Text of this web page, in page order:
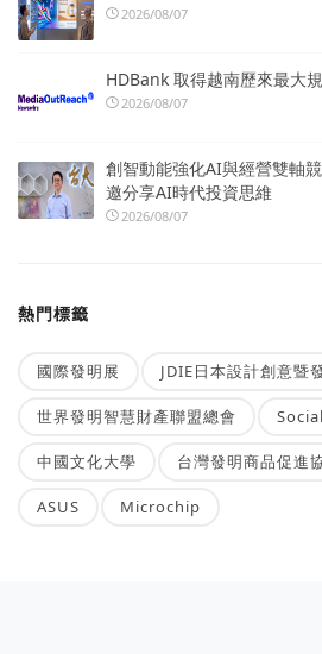
2026/08/07
HDBank 取得越南歷來最大
2026/08/07
創智動能強化AI與經營雙軸
邀分享AI時代投資思維
2026/08/07
熱門標籤
國際發明展 JDIE日本設計創意暨
世界發明智慧財產聯盟總會
中國文化大學 台灣發明商品促進
ASUS Microchip